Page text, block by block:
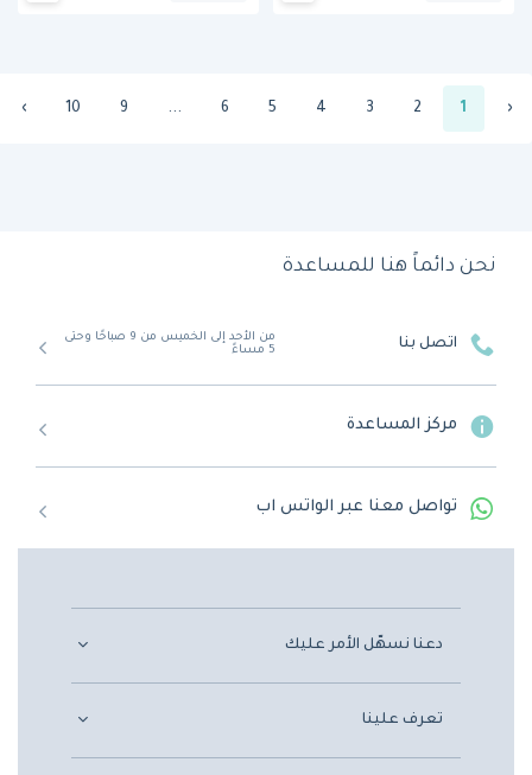
‹
1
2
3
4
5
6
...
9
10
›
نحن دائماً هنا للمساعدة
اتصل بنا
من الأحد إلى الخميس من 9 صباحًا وحتى
5 مساءً
مركز المساعدة
تواصل معنا عبر الواتس اب
دعنا نسهّل الأمر عليك
تعرف علينا